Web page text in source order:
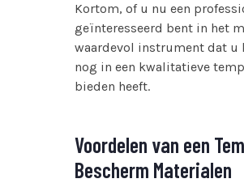
Kortom, of u nu een
geïnteresseerd bent in het
waardevol instrument dat u
nog in een kwalitatieve
bieden heeft.
Voordelen van een
Bescherm Materialen